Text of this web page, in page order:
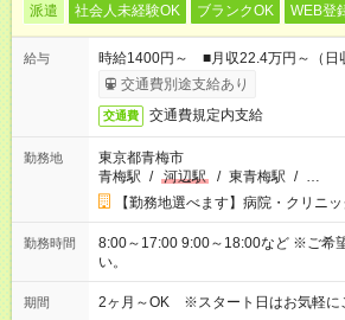
派遣 社会人未経験OK ブランクOK WEB登
給与
時給1400円～ ■月収22.4万円～（日
交通費別途支給あり
交通費 交通費規定内支給
勤務地
東京都青梅市
青梅駅 / 河辺駅 / 東青梅駅 / …
【勤務地選べます】病院・クリニッ
勤務時間
8:00～17:00 9:00～18:00など ※ご希
い。
期間 2ヶ月～OK ※スタート日はお気軽に